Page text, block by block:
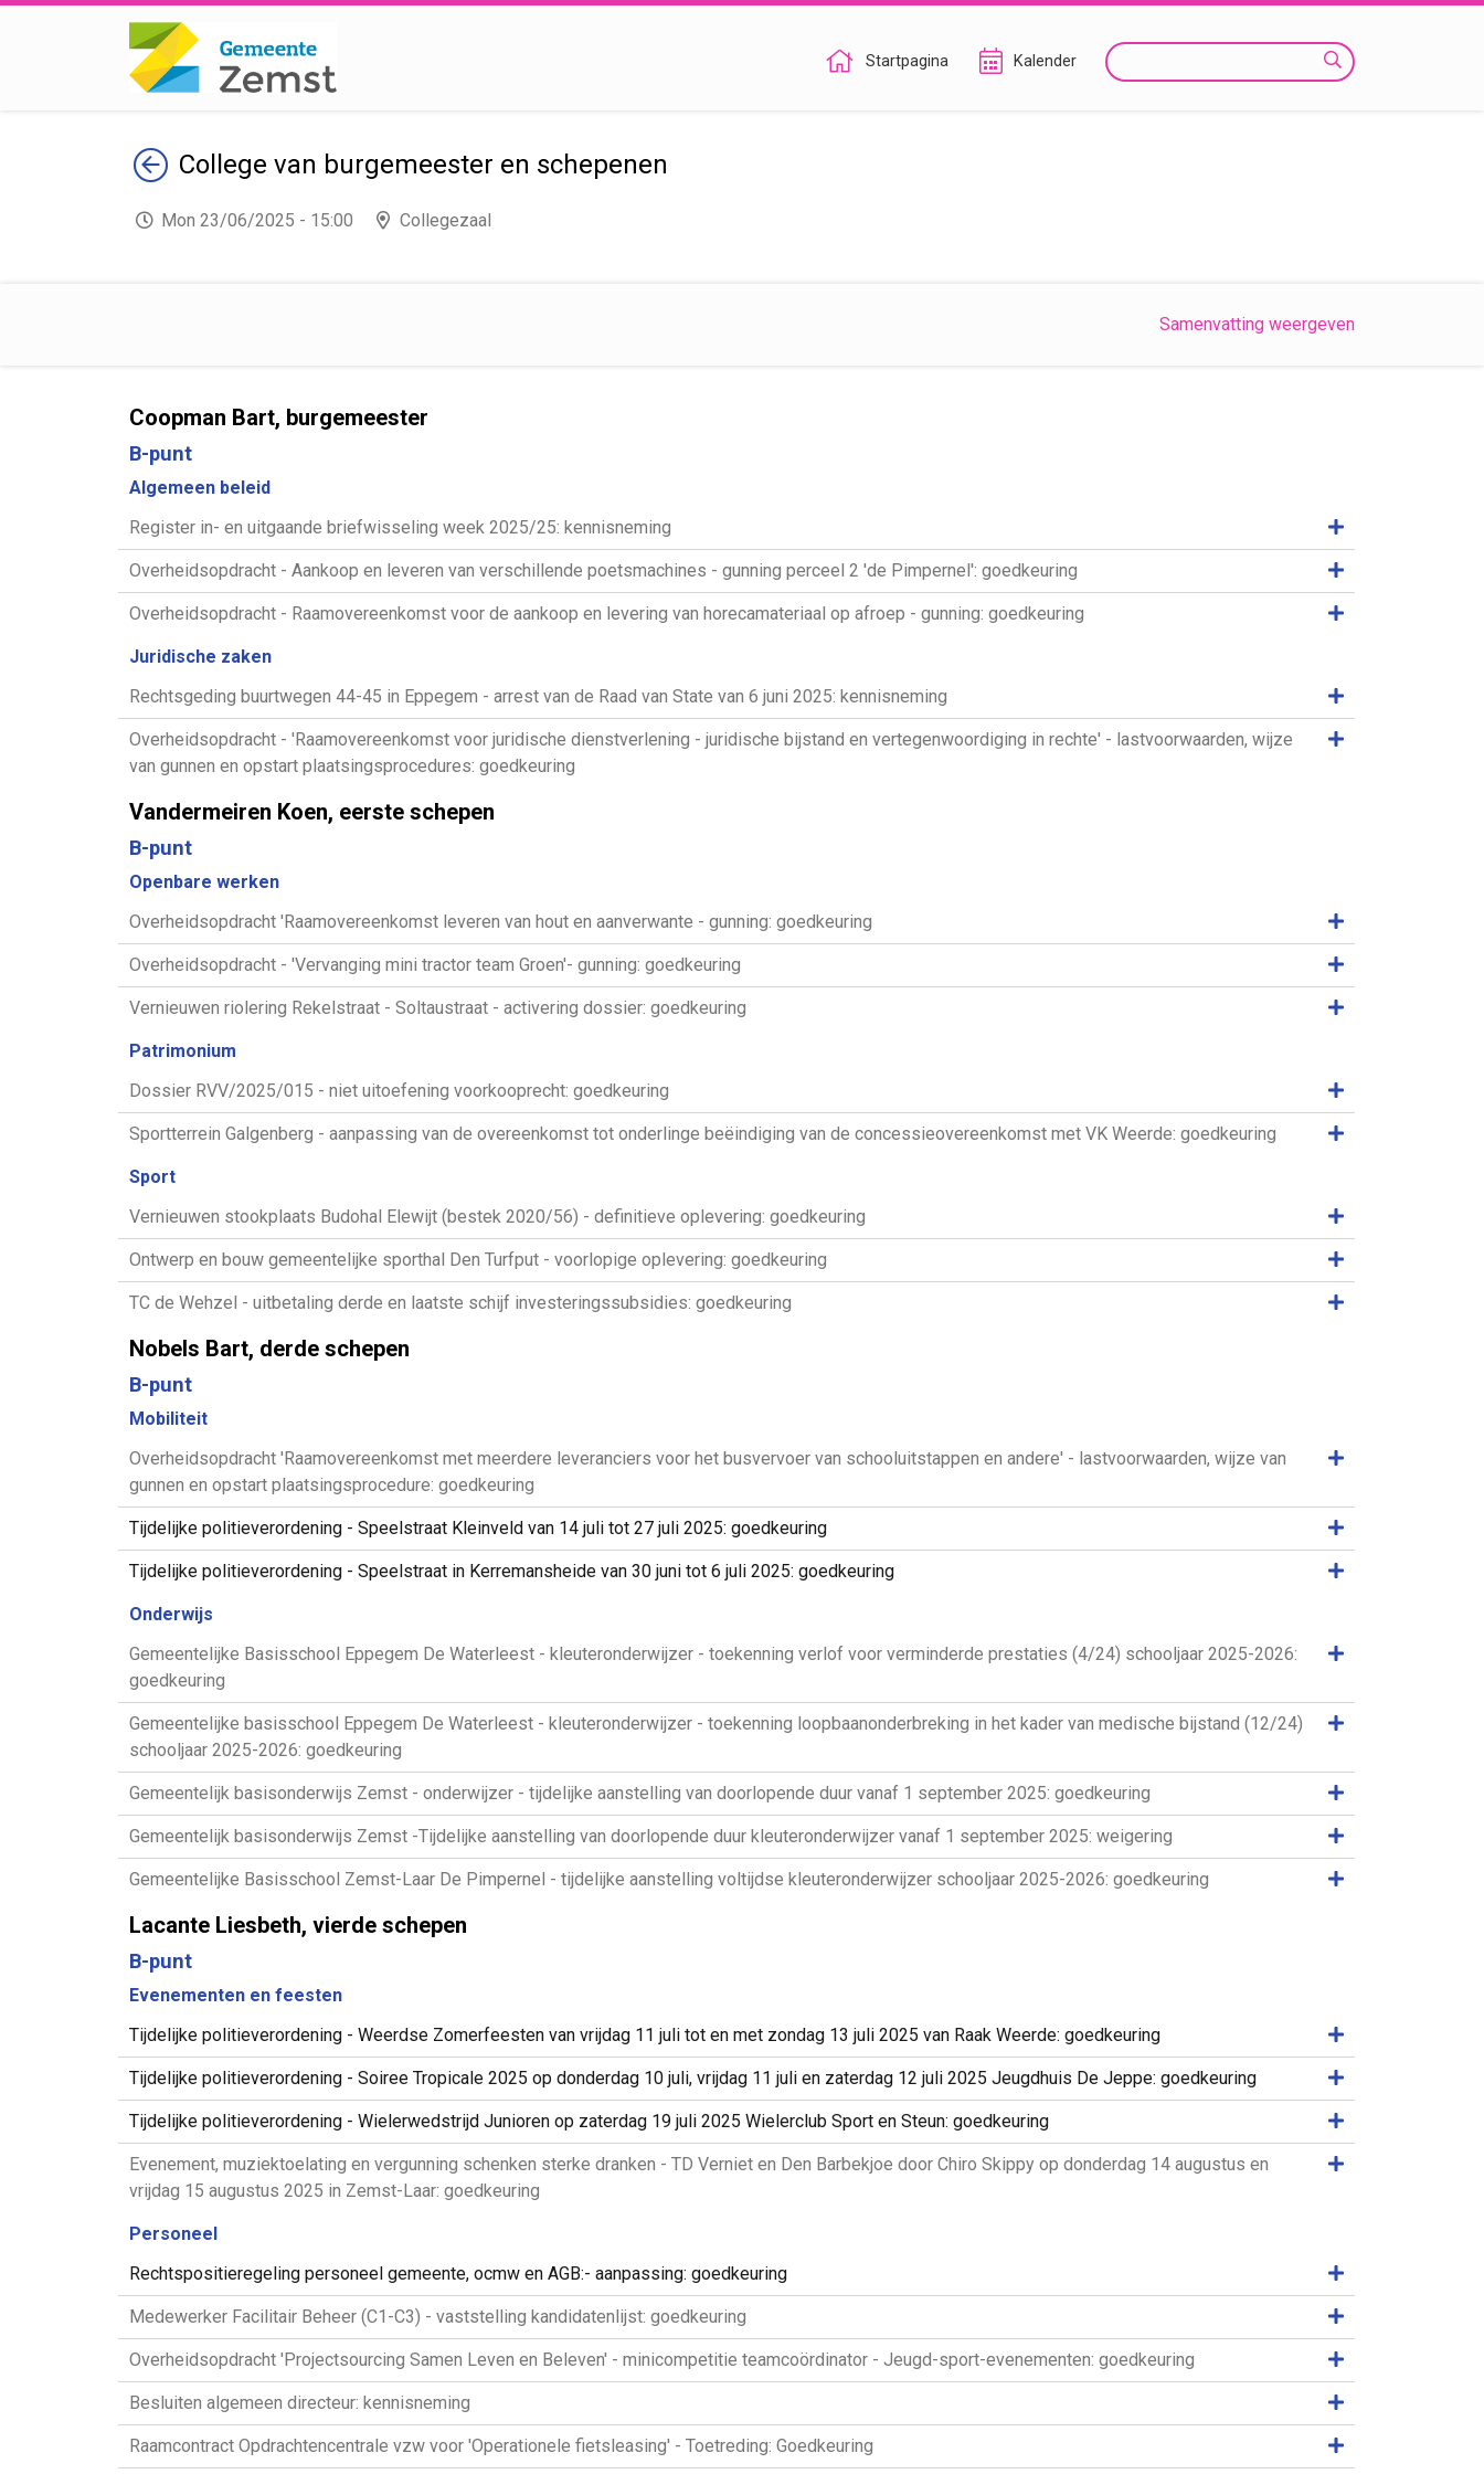
Startpagina Kalender Zoeken
TerugCollege van burgemeester en schepenen
Mon 23/06/2025 - 15:00 Collegezaal
Samenvatting weergeven
Coopman Bart, burgemeester
B-punt
Algemeen beleid
Samenvatting
Register in- en uitgaande briefwisseling week 2025/25: kennisneming
Samenvatting
Overheidsopdracht - Aankoop en leveren van verschillende poetsmachines - gunning perceel 2 'de Pimpernel': goedkeuring
Samenvatting
Overheidsopdracht - Raamovereenkomst voor de aankoop en levering van horecamateriaal op afroep - gunning: goedkeuring
Juridische zaken
Samenvatting
Rechtsgeding buurtwegen 44-45 in Eppegem - arrest van de Raad van State van 6 juni 2025: kennisneming
Samenvatting
Overheidsopdracht - 'Raamovereenkomst voor juridische dienstverlening - juridische bijstand en vertegenwoordiging in rechte' - lastvoorwaarden, wijze
van gunnen en opstart plaatsingsprocedures: goedkeuring
Vandermeiren Koen, eerste schepen
B-punt
Openbare werken
Samenvatting
Overheidsopdracht 'Raamovereenkomst leveren van hout en aanverwante - gunning: goedkeuring
Samenvatting
Overheidsopdracht - 'Vervanging mini tractor team Groen'- gunning: goedkeuring
Samenvatting
Vernieuwen riolering Rekelstraat - Soltaustraat - activering dossier: goedkeuring
Patrimonium
Samenvatting
Dossier RVV/2025/015 - niet uitoefening voorkooprecht: goedkeuring
Samenvatting
Sportterrein Galgenberg - aanpassing van de overeenkomst tot onderlinge beëindiging van de concessieovereenkomst met VK Weerde: goedkeuring
Sport
Samenvatting
Vernieuwen stookplaats Budohal Elewijt (bestek 2020/56) - definitieve oplevering: goedkeuring
Samenvatting
Ontwerp en bouw gemeentelijke sporthal Den Turfput - voorlopige oplevering: goedkeuring
Samenvatting
TC de Wehzel - uitbetaling derde en laatste schijf investeringssubsidies: goedkeuring
Nobels Bart, derde schepen
B-punt
Mobiliteit
Samenvatting
Overheidsopdracht 'Raamovereenkomst met meerdere leveranciers voor het busvervoer van schooluitstappen en andere' - lastvoorwaarden, wijze van
gunnen en opstart plaatsingsprocedure: goedkeuring
Samenvatting
Tijdelijke politieverordening - Speelstraat Kleinveld van 14 juli tot 27 juli 2025: goedkeuring
Samenvatting
Tijdelijke politieverordening - Speelstraat in Kerremansheide van 30 juni tot 6 juli 2025: goedkeuring
Onderwijs
Samenvatting
Gemeentelijke Basisschool Eppegem De Waterleest - kleuteronderwijzer - toekenning verlof voor verminderde prestaties (4/24) schooljaar 2025-2026:
goedkeuring
Samenvatting
Gemeentelijke basisschool Eppegem De Waterleest - kleuteronderwijzer - toekenning loopbaanonderbreking in het kader van medische bijstand (12/24)
schooljaar 2025-2026: goedkeuring
Samenvatting
Gemeentelijk basisonderwijs Zemst - onderwijzer - tijdelijke aanstelling van doorlopende duur vanaf 1 september 2025: goedkeuring
Samenvatting
Gemeentelijk basisonderwijs Zemst -Tijdelijke aanstelling van doorlopende duur kleuteronderwijzer vanaf 1 september 2025: weigering
Samenvatting
Gemeentelijke Basisschool Zemst-Laar De Pimpernel - tijdelijke aanstelling voltijdse kleuteronderwijzer schooljaar 2025-2026: goedkeuring
Lacante Liesbeth, vierde schepen
B-punt
Evenementen en feesten
Samenvatting
Tijdelijke politieverordening - Weerdse Zomerfeesten van vrijdag 11 juli tot en met zondag 13 juli 2025 van Raak Weerde: goedkeuring
Samenvatting
Tijdelijke politieverordening - Soiree Tropicale 2025 op donderdag 10 juli, vrijdag 11 juli en zaterdag 12 juli 2025 Jeugdhuis De Jeppe: goedkeuring
Samenvatting
Tijdelijke politieverordening - Wielerwedstrijd Junioren op zaterdag 19 juli 2025 Wielerclub Sport en Steun: goedkeuring
Samenvatting
Evenement, muziektoelating en vergunning schenken sterke dranken - TD Verniet en Den Barbekjoe door Chiro Skippy op donderdag 14 augustus en
vrijdag 15 augustus 2025 in Zemst-Laar: goedkeuring
Personeel
Samenvatting
Rechtspositieregeling personeel gemeente, ocmw en AGB:- aanpassing: goedkeuring
Samenvatting
Medewerker Facilitair Beheer (C1-C3) - vaststelling kandidatenlijst: goedkeuring
Samenvatting
Overheidsopdracht 'Projectsourcing Samen Leven en Beleven' - minicompetitie teamcoördinator - Jeugd-sport-evenementen: goedkeuring
Samenvatting
Besluiten algemeen directeur: kennisneming
Samenvatting
Raamcontract Opdrachtencentrale vzw voor 'Operationele fietsleasing' - Toetreding: Goedkeuring